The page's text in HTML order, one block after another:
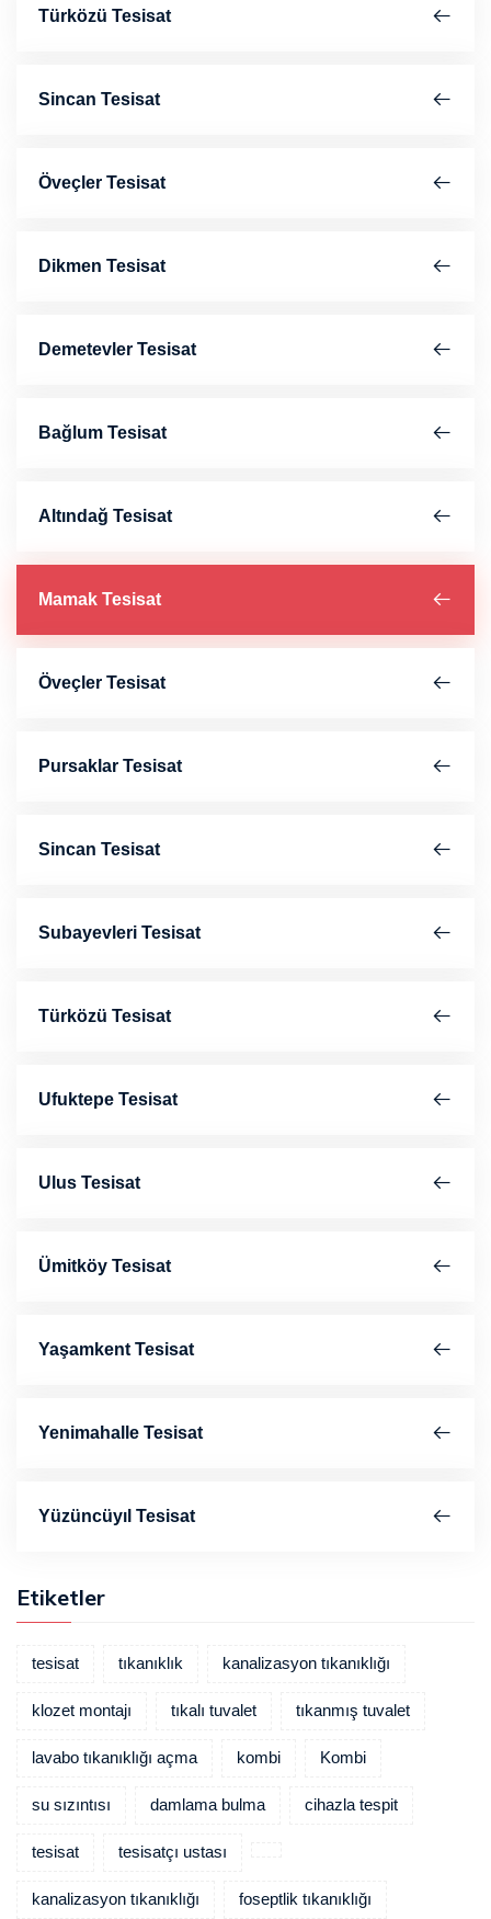
Türközü Tesisat
Sincan Tesisat
Öveçler Tesisat
Dikmen Tesisat
Demetevler Tesisat
Bağlum Tesisat
Altındağ Tesisat
Mamak Tesisat
Öveçler Tesisat
Pursaklar Tesisat
Sincan Tesisat
Subayevleri Tesisat
Türközü Tesisat
Ufuktepe Tesisat
Ulus Tesisat
Ümitköy Tesisat
Yaşamkent Tesisat
Yenimahalle Tesisat
Yüzüncüyıl Tesisat
Etiketler
tesisat tıkanıklık kanalizasyon tıkanıklığı
klozet montajı tıkalı tuvalet tıkanmış tuvalet
lavabo tıkanıklığı açma kombi Kombi
su sızıntısı damlama bulma cihazla tespit
tesisat tesisatçı ustası
kanalizasyon tıkanıklığı foseptlik tıkanıklığı